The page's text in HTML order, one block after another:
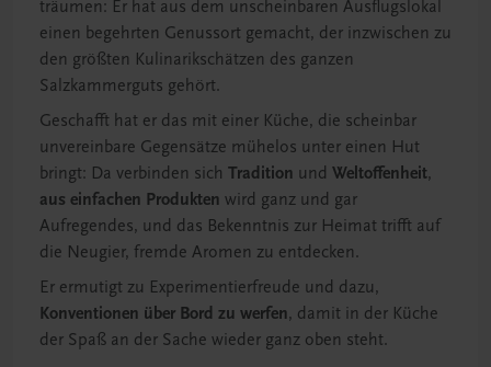
träumen: Er hat aus dem unscheinbaren Ausflugslokal
einen begehrten Genussort gemacht, der inzwischen zu
den größten Kulinarikschätzen des ganzen
Salzkammerguts gehört.
Geschafft hat er das mit einer Küche, die scheinbar
unvereinbare Gegensätze mühelos unter einen Hut
bringt: Da verbinden sich Tradition und Weltoffenheit,
aus einfachen Produkten wird ganz und gar
Aufregendes, und das Bekenntnis zur Heimat trifft auf
die Neugier, fremde Aromen zu entdecken.
Er ermutigt zu Experimentierfreude und dazu,
Konventionen über Bord zu werfen, damit in der Küche
der Spaß an der Sache wieder ganz oben steht.